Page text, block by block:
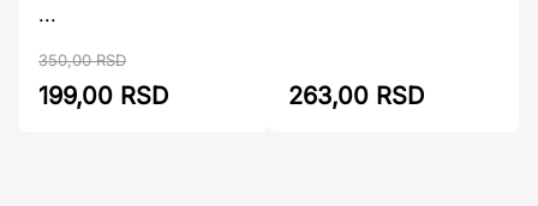
...
350,00 RSD
199,00 RSD 263,00 RSD